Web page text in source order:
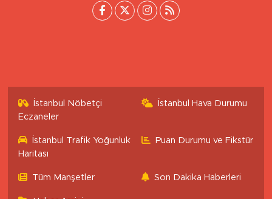
İstanbul Nöbetçi
Eczaneler
İstanbul Hava Durumu
İstanbul Trafik Yoğunluk
Haritası
Puan Durumu ve Fikstür
Tüm Manşetler Son Dakika Haberleri